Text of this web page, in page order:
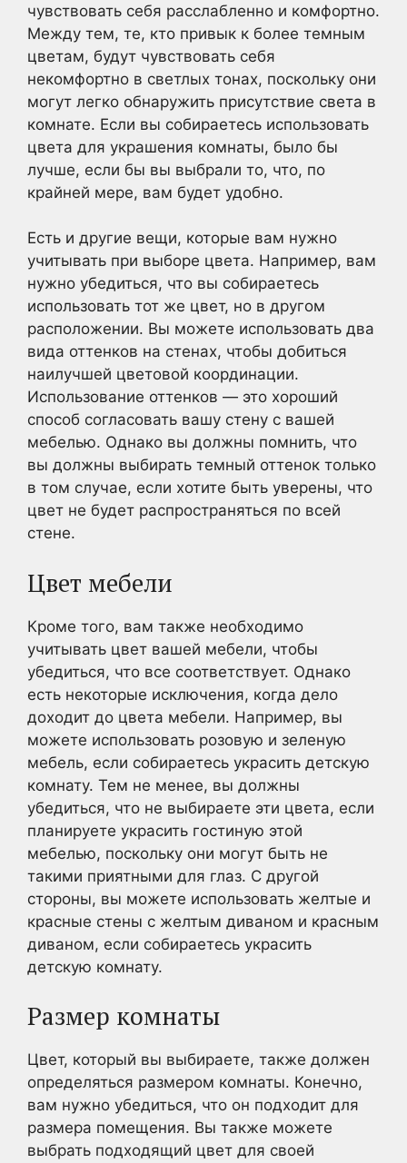
чувствовать себя расслабленно и комфортно.
Между тем, те, кто привык к более темным
цветам, будут чувствовать себя
некомфортно в светлых тонах, поскольку они
могут легко обнаружить присутствие света в
комнате. Если вы собираетесь использовать
цвета для украшения комнаты, было бы
лучше, если бы вы выбрали то, что, по
крайней мере, вам будет удобно.
Есть и другие вещи, которые вам нужно
учитывать при выборе цвета. Например, вам
нужно убедиться, что вы собираетесь
использовать тот же цвет, но в другом
расположении. Вы можете использовать два
вида оттенков на стенах, чтобы добиться
наилучшей цветовой координации.
Использование оттенков — это хороший
способ согласовать вашу стену с вашей
мебелью. Однако вы должны помнить, что
вы должны выбирать темный оттенок только
в том случае, если хотите быть уверены, что
цвет не будет распространяться по всей
стене.
Цвет мебели
Кроме того, вам также необходимо
учитывать цвет вашей мебели, чтобы
убедиться, что все соответствует. Однако
есть некоторые исключения, когда дело
доходит до цвета мебели. Например, вы
можете использовать розовую и зеленую
мебель, если собираетесь украсить детскую
комнату. Тем не менее, вы должны
убедиться, что не выбираете эти цвета, если
планируете украсить гостиную этой
мебелью, поскольку они могут быть не
такими приятными для глаз. С другой
стороны, вы можете использовать желтые и
красные стены с желтым диваном и красным
диваном, если собираетесь украсить
детскую комнату.
Размер комнаты
Цвет, который вы выбираете, также должен
определяться размером комнаты. Конечно,
вам нужно убедиться, что он подходит для
размера помещения. Вы также можете
выбрать подходящий цвет для своей